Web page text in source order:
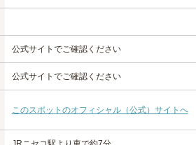
公式サイトでご確認ください
公式サイトでご確認ください
このスポットのオフィシャル（公式）サイトへ